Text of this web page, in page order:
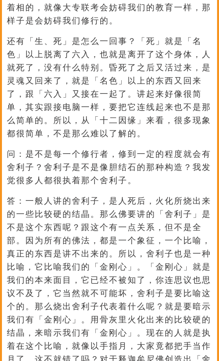
着相的，就像大专联考会妨碍我们的教育一样，那
样子是会妨碍我们修行的。
还有「生、死」是怎么一回事？「死」就是「名
色」以上脱离了六入，也就是离开了这个身体，人
就死了，没有什么特别。昏死了之后又活过来，是
灵魂又回来了，就是「名色」以上的东西又回来
了，跟「六入」又接在一起了。讲起来好像很简
单，其实跟接电脑一样，要把它连线起来也不是那
么简单的。所以，从「十二因缘」来看，很多现象
都很简单，不是那么难以了解的。
问：是不是每一个修行者，修到一定的程度就会有
舍利子？舍利子是不是像胆结石的那种构造？我发
觉很多人都很执着那个舍利子。
答：一般人讲的舍利子，是人死后，火化所烧出来
的一些比较硬的结晶。那么佛要讲的「舍利子」是
不是这个东西呢？跟这个有一点关系，但不是全
部。因为所有的佛法，都是一个象征，一个比喻，
真正的东西是讲不出来的。所以，舍利子也是一种
比喻，它比喻我们的「金刚心」。「金刚心」就是
我们的本来面目，它已经不被知了，你连思议也思
议不及了，它当然就不可能坏，舍利子是要比喻这
个的。那么烧出舍利子代表着什么呢？就是要暗示
我们有「金刚心」。用骨灰里火化出来的比较硬的
结晶，来暗示我们有「金刚心」。现在的人就是执
着在这个比喻，就像以手指月，大家竟都把手当作